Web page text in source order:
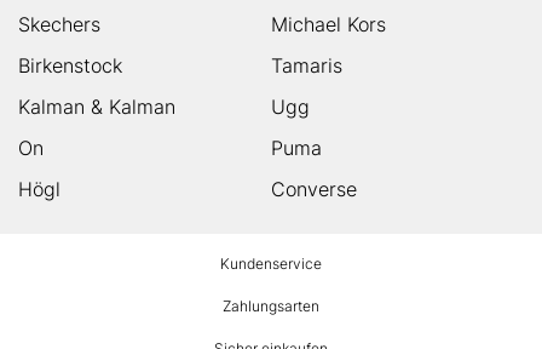
Skechers
Michael Kors
Birkenstock
Tamaris
Kalman & Kalman
Ugg
On
Puma
Högl
Converse
Kundenservice
Zahlungsarten